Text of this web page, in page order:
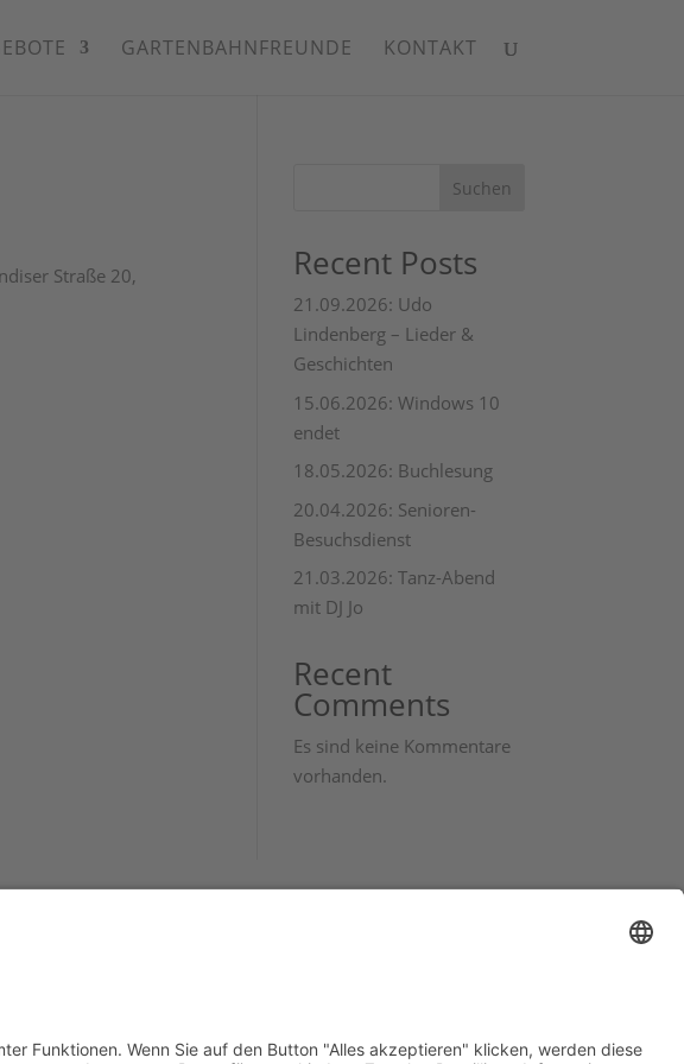
GARTENBAHNFREUNDE KONTAKT
Straße 20,
Suchen
Recent Posts
21.09.2026: Udo
Lindenberg – Lieder &
Geschichten
15.06.2026: Windows 10
endet
18.05.2026: Buchlesung
20.04.2026: Senioren-
Besuchsdienst
21.03.2026: Tanz-Abend
mit DJ Jo
Recent
Comments
Es sind keine Kommentare
vorhanden.